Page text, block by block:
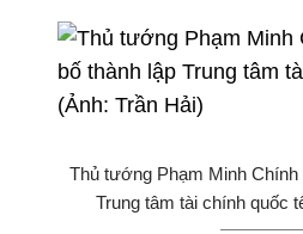
Thủ tướng Phạm Minh
Trung tâm tài chính quốc